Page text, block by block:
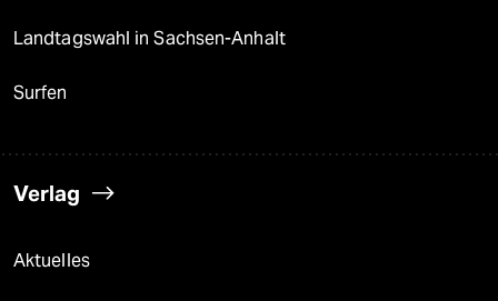
Landtagswahl in Sachsen-Anhalt
Surfen
Verlag
Aktuelles